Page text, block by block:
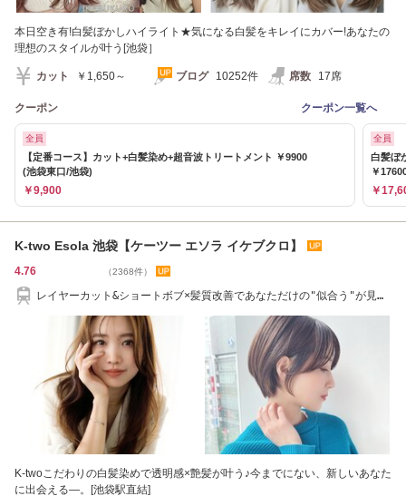
本日空き有!白髪ぼかしハイライト★気になる白髪をキレイにカバー!あなたの
理想のスタイルが叶う[池袋］
カット ￥1,650～ ブログ 10252件 席数 17席
クーポン クーポン一覧へ
全員
【定番コース】カット+白髪染め+超音波トリートメント ￥9900
(池袋東口/池袋)
￥9,900
全員
白髪ぼ
￥
￥
K-two Esola 池袋【ケーツー エソラ イケブクロ】
4.76 （2368件）
レイヤーカット&ショートボブ×髪質改善であなただけの"似合う"が見つ
K-twoこだわりの白髪染めで透明感×艶髪が叶う♪今までにない、新しいあなた
に出会える―。[池袋駅直結]